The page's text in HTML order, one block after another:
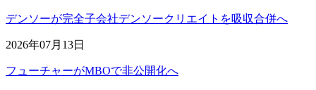
デンソーが完全子会社デンソークリエイトを吸収合併へ
2026年07月13日
フューチャーがMBOで非公開化へ